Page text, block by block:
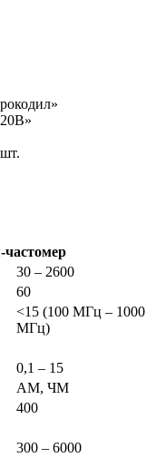
30 – 2600
60
<15 (100 МГц – 1000
МГц)
0,1 – 15
АМ, ЧМ
400
300 – 6000